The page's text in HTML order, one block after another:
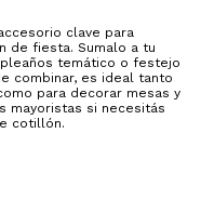
clave para
de fiesta. Sumalo a tu
temático o festejo
combinar, es ideal tanto
para decorar mesas y
mayoristas si necesitás
cotillón.